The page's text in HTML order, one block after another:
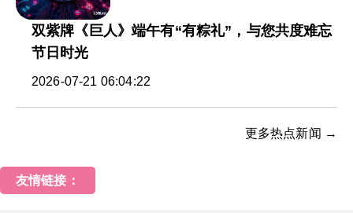
双紫牌《巨人》端午有“有粽礼”，与您共度难忘
节日时光
2026-07-21 06:04:22
更多热点新闻 →
友情链接：